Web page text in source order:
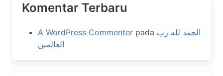
Komentar Terbaru
A WordPress Commenter pada الحمد لله رب
العالمين